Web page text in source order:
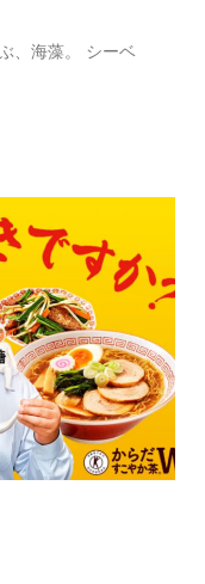
、海藻。 シーベ